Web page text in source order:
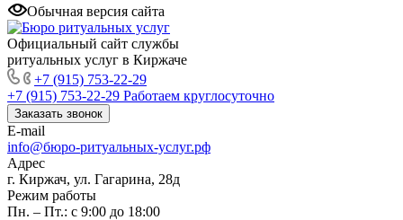
Обычная версия сайта
Официальный сайт службы
ритуальных услуг в Киржаче
+7 (915) 753-22-29
+7 (915) 753-22-29 Работаем круглосуточно
Заказать звонок
E-mail
info@бюро-ритуальных-услуг.рф
Адрес
г. Киржач, ул. Гагарина, 28д
Режим работы
Пн. – Пт.: с 9:00 до 18:00